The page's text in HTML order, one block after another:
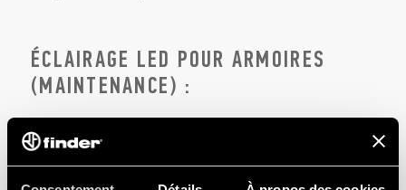
ÉCLAIRAGE LED POUR ARMOIRES
(MAINTENANCE) :